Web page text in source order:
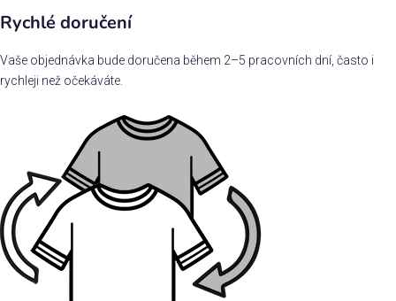
Rychlé doručení
Vaše objednávka bude doručena během 2–5 pracovních dní, často i
rychleji než očekáváte.